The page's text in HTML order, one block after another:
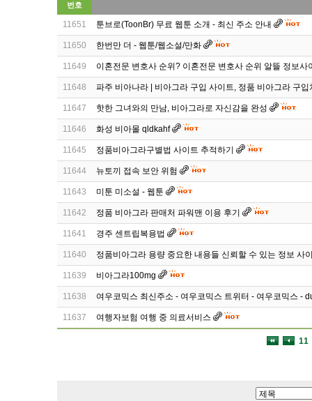
번호
11651 툰브로(ToonBr) 무료 웹툰 소개 - 최신 주소 안내
11650 한번만 더 - 웹툰/웹소설/만화
11649 이혼전문 변호사 순위? 이혼전문 변호사 순위 알뜰 정보
11648 파주 비아나라 | 비아그라 구입 사이트, 정품 비아그라 구입
11647 핫한 그녀와의 만남, 비아그라로 자신감을 완성
11646 화성 비아몰 qldkahf
11645 정품비아그라구별법 사이트 추적하기
11644 뉴토끼 접속 보안 위험
11643 미툰 미소설 - 웹툰
11642 정품 비아그라 판매처 파워맨 이용 후기
11641 경주 센트립복용법
11640 정품비아그라 용량 중요한 내용들 신뢰할 수 있는 정보 사
11639 비아그라100mg
11638 여우코믹스 최신주소 - 여우코믹스 트위터 - 여우코믹스 -
11637 여행자보험 여행 중 의료서비스
11